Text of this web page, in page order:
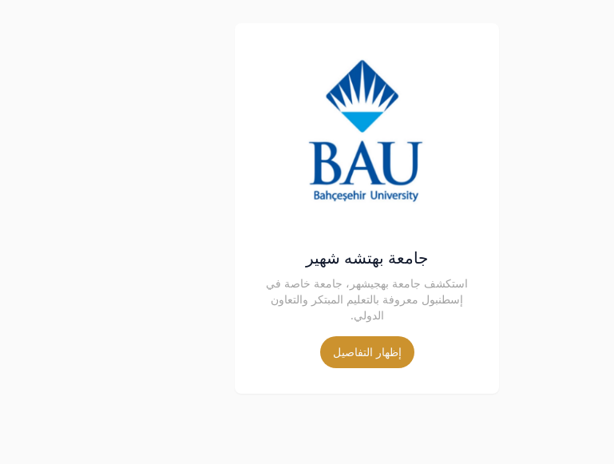
جامعة بهتشه شهير
استكشف جامعة بهجيشهر، جامعة خاصة في
إسطنبول معروفة بالتعليم المبتكر والتعاون
الدولي.
إظهار التفاصيل